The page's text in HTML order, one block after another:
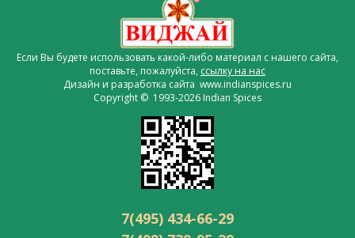
Если Вы будете использовать какой-либо материал с нашего сайта,
поставьте, пожалуйста, ссылку на нас
Дизайн и разработка сайта www.indianspices.ru
Copyright © 1993-2026 Indian Spices
7(495) 434-66-29